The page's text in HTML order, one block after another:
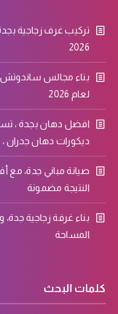
تركيب غرف زجاجية
2026
بناء مجالس ساندوتش
لعام 2026
افضل دهان بجدة ،
ديكورات دهان جدران ،
صيانة مباني جدة، مع
النتيجة مضمونة
بناء غرفة زجاجية
المساحة
كلمات البحث